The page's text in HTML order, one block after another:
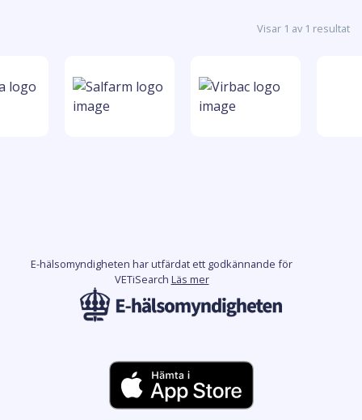
Visar 1 av 1 resultat
E-hälsomyndigheten har utfärdat ett godkännande för
VETiSearch Läs mer